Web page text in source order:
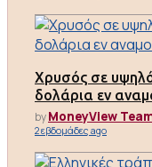
Χρυσός σε
δολάρια εν
byMoneyView
2 εβδομάδες ago